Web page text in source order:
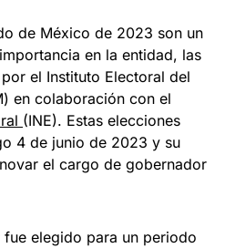
de México de 2023 son un
en la entidad, las
el Instituto Electoral del
en colaboración con el
(INE). Estas elecciones
4 de junio de 2023 y su
el cargo de gobernador
elegido para un periodo